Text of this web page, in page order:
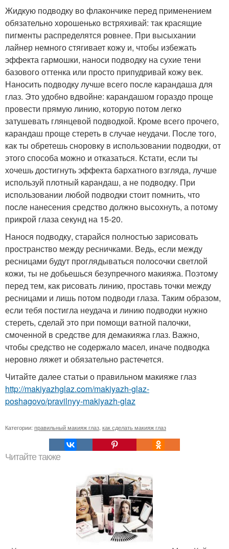
Жидкую подводку во флакончике перед применением
обязательно хорошенько встряхивай: так красящие
пигменты распределятся ровнее. При высыхании
лайнер немного стягивает кожу и, чтобы избежать
эффекта гармошки, наноси подводку на сухие тени
базового оттенка или просто припудривай кожу век.
Наносить подводку лучше всего после карандаша для
глаз. Это удобно вдвойне: карандашом гораздо проще
провести прямую линию, которую потом легко
затушевать глянцевой подводкой. Кроме всего прочего,
карандаш проще стереть в случае неудачи. После того,
как ты обретешь сноровку в использовании подводки, от
этого способа можно и отказаться. Кстати, если ты
хочешь достигнуть эффекта бархатного взгляда, лучше
используй плотный карандаш, а не подводку. При
использовании любой подводки стоит помнить, что
после нанесения средство должно высохнуть, а потому
прикрой глаза секунд на 15-20.
Нанося подводку, старайся полностью зарисовать
пространство между ресничками. Ведь, если между
ресницами будут проглядываться полосочки светлой
кожи, ты не добьешься безупречного макияжа. Поэтому
перед тем, как рисовать линию, проставь точки между
ресницами и лишь потом подводи глаза. Таким образом,
если тебя постигла неудача и линию подводки нужно
стереть, сделай это при помощи ватной палочки,
смоченной в средстве для демакияжа глаз. Важно,
чтобы средство не содержало масел, иначе подводка
неровно ляжет и обязательно растечется.
Читайте далее статьи о правильном макияже глаз
http://makiyazhglaz.com/makiyazh-glaz-
poshagovo/pravilnyy-makiyazh-glaz
Категории: правильный макияж глаз как сделать макияж глаз
Читайте также